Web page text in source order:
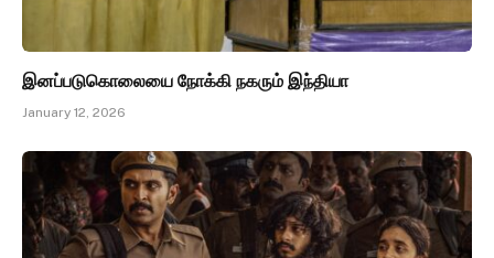
இனப்படுகொலையை நோக்கி நகரும் இந்தியா
January 12, 2026